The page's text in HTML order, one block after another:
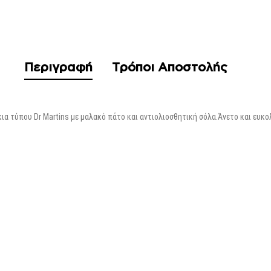
Περιγραφή Τρόποι Αποστολής
τύπου Dr Martins με μαλακό πάτο και αντιολιοσθητική σόλα.Άνετο και